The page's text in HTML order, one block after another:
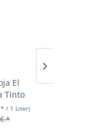
El
Tinto
/ 1 Liter)
*